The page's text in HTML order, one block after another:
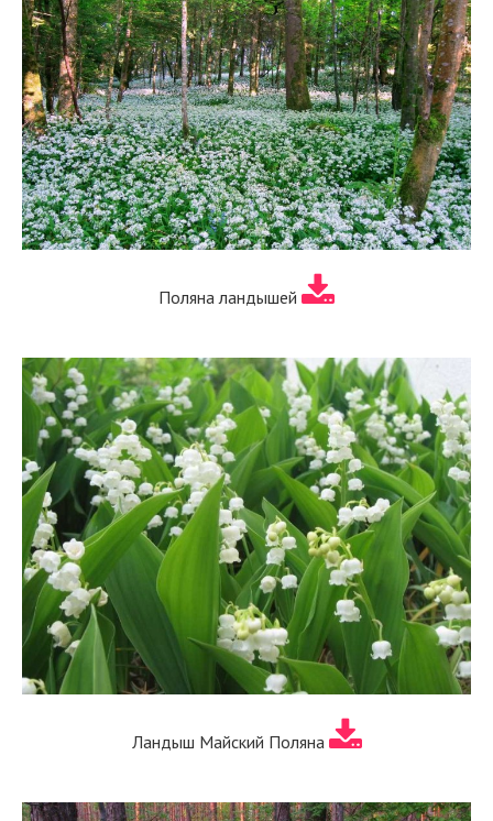
Поляна ландышей
Ландыш Майский Поляна